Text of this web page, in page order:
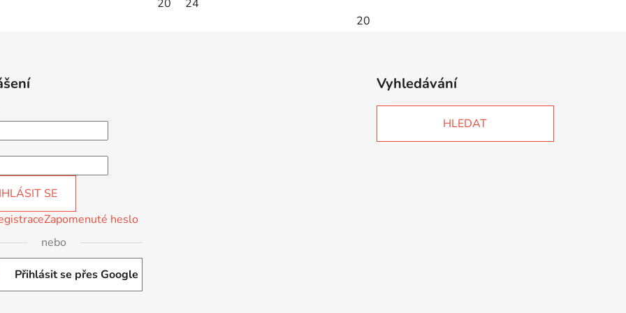
20 24
20
SE
Zapomenuté heslo
nebo
Přihlásit se přes Google
Vyhledávání
HLEDAT